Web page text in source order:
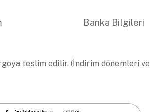
Banka Bilgileri
teslim edilir. (İndirim dönemleri